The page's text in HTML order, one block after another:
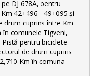
DJ 678A, pentru
42+496 - 49+095 și
drum cuprins între Km
în comunele Tigveni,
Pistă pentru biciclete
de drum cuprins
Km în comuna